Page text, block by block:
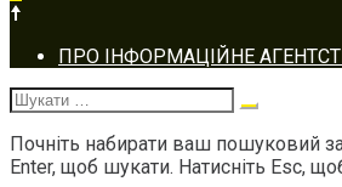
Footer
navigation
ПРО ІНФОРМАЦІЙНЕ
Шукати:
Почніть набирати ваш пошуковий
Enter, щоб шукати. Натисніть Esc,